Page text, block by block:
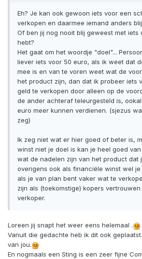
Eh? Je kan ook gewoon iets voor een
verkopen en daarmee iemand anders
Of ben jij nog nooit blij geweest met iets
hebt?
Het gaat om het woordje "doel"...
liever iets voor 50 euro, als ik weet dat
mee is en van te voren weet wat de
het product zijn, dan dat ik probeer iets
geld te verkopen door alleen op de
de ander achteraf teleurgesteld is,
euro meer kunnen verdienen. (sjezus
zeg)
Ik zeg niet wat er hier goed of beter is,
winst niet je doel is kan je heel goed
wat de nadelen zijn van het product dat
overigens ook als financiële winst wel je
als je van plan bent vaker wat te
zijn als (toekomstige) kopers
verkoper.
Loreen jij snapt het weer eens helemaal .
Vanuit die gedachte heb ik dit ook geplaatst.
van jou.
En nogmaals een Sting is een zeer fijne